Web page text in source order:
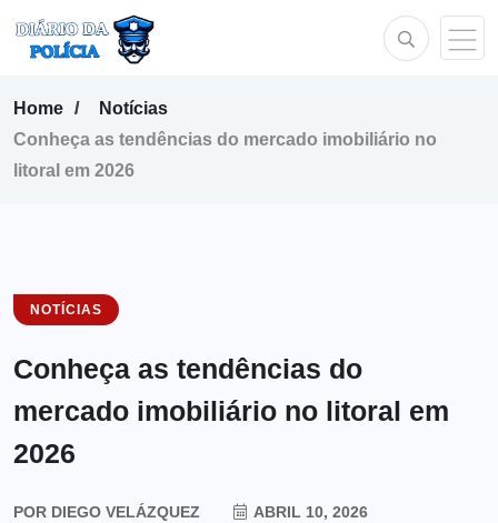
Home
Notícias
Conheça as tendências do mercado imobiliário no
litoral em 2026
NOTÍCIAS
Conheça as tendências do
mercado imobiliário no litoral em
2026
POR DIEGO VELÁZQUEZ
ABRIL 10, 2026